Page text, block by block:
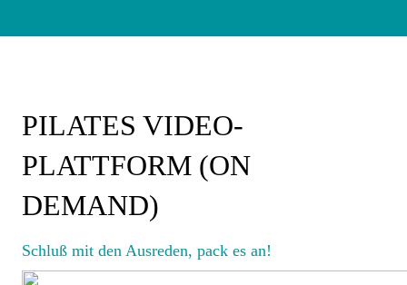
PILATES VIDEO-
PLATTFORM (ON
DEMAND)
Schluß mit den Ausreden, pack es an!